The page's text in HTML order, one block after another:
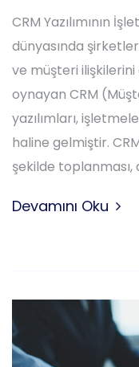
CRM Yazılımının
dünyasında
ve müşteri
oynayan CRM
yazılımları,
haline gelmiştir.
şekilde toplanması,
Devamını Oku